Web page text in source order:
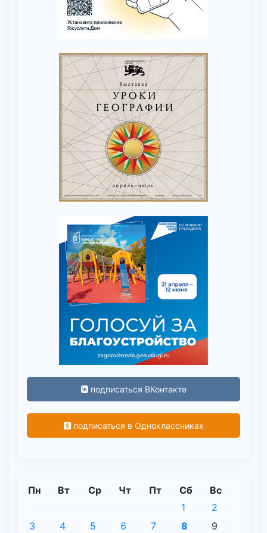
подписаться ВКонтакте
подписаться в Одноклассниках
Пн Вт Ср Чт Пт Сб Вс
1
2
3
4 5 6 7 8
9